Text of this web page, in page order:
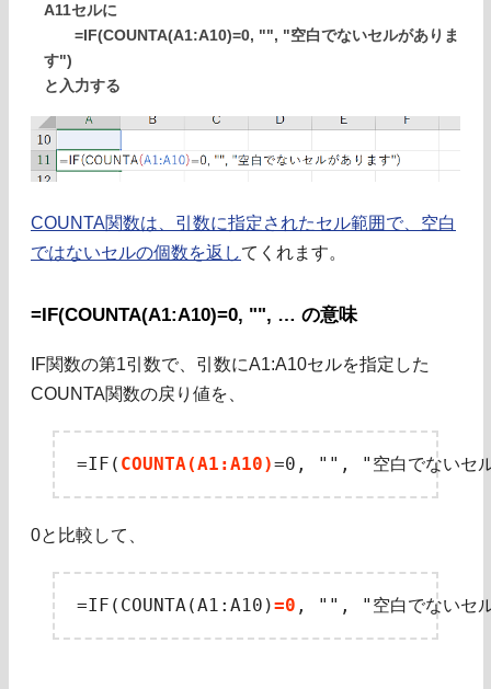
A11セルに
=IF(COUNTA(A1:A10)=0, "", "空白でないセルがありま
す")
と入力する
COUNTA関数は、引数に指定されたセル範囲で、空白
ではないセルの個数を返してくれます。
=IF(COUNTA(A1:A10)=0, "", … の意味
IF関数の第1引数で、引数にA1:A10セルを指定した
COUNTA関数の戻り値を、
=IF( COUNTA(A1:A10)
0と比較して、
=IF(COUNTA(A1:A10)=0